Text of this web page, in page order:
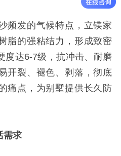
频发的气候特点，立镁家
脂的强粘结力，形成致密
度达6-7级，抗冲击、耐磨
开裂、褪色、剥落，彻底
痛点，为别墅提供长久防
需求